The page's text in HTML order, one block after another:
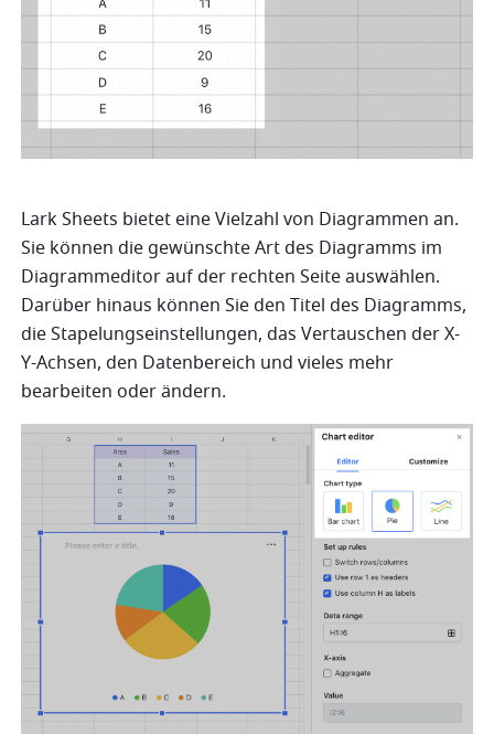
Lark Sheets bietet eine Vielzahl von Diagrammen an.
Sie können die gewünschte Art des Diagramms im
Diagrammeditor auf der rechten Seite auswählen.
Darüber hinaus können Sie den Titel des Diagramms,
die Stapelungseinstellungen, das Vertauschen der X-
Y-Achsen, den Datenbereich und vieles mehr
bearbeiten oder ändern.